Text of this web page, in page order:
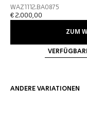
WAZ1112.BA0875
€ 2.000,00
ZUM
ANDERE VARIATIONEN